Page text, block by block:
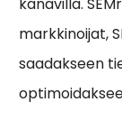
kanavilla.
markkinoijat,
saadakseen